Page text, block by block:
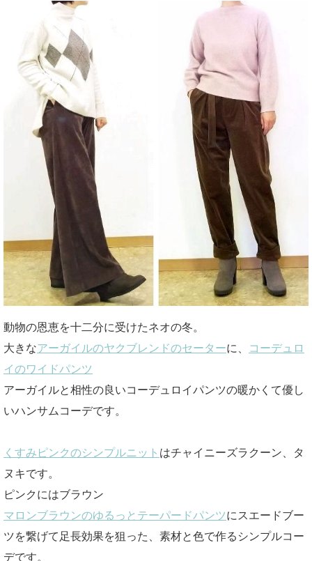
動物の恩恵を十二分に受けたネオの冬。
大きなアーガイルのヤクブレンドのセーターに、
コーデュロ
イのワイドパンツ
アーガイルと相性の良いコーデュロイパンツの暖かくて優し
いハンサムコーデです。
くすみピンクのシンプルニット はチャイニーズラクーン、タ
ヌキです。
ピンクにはブラウン
マロンブラウンのゆるっとテーパードパンツにスエードブー
ツを繋げて足長効果を狙った、素材と色で作るシンプルコー
デです。